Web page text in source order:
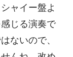
ャイー盤よ
じる演奏で
ないので、